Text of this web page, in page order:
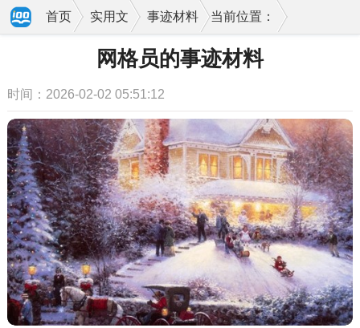
当前位置：
首页 实用文 事迹材料
网格员的事迹材料
时间：2026-02-02 05:51:12